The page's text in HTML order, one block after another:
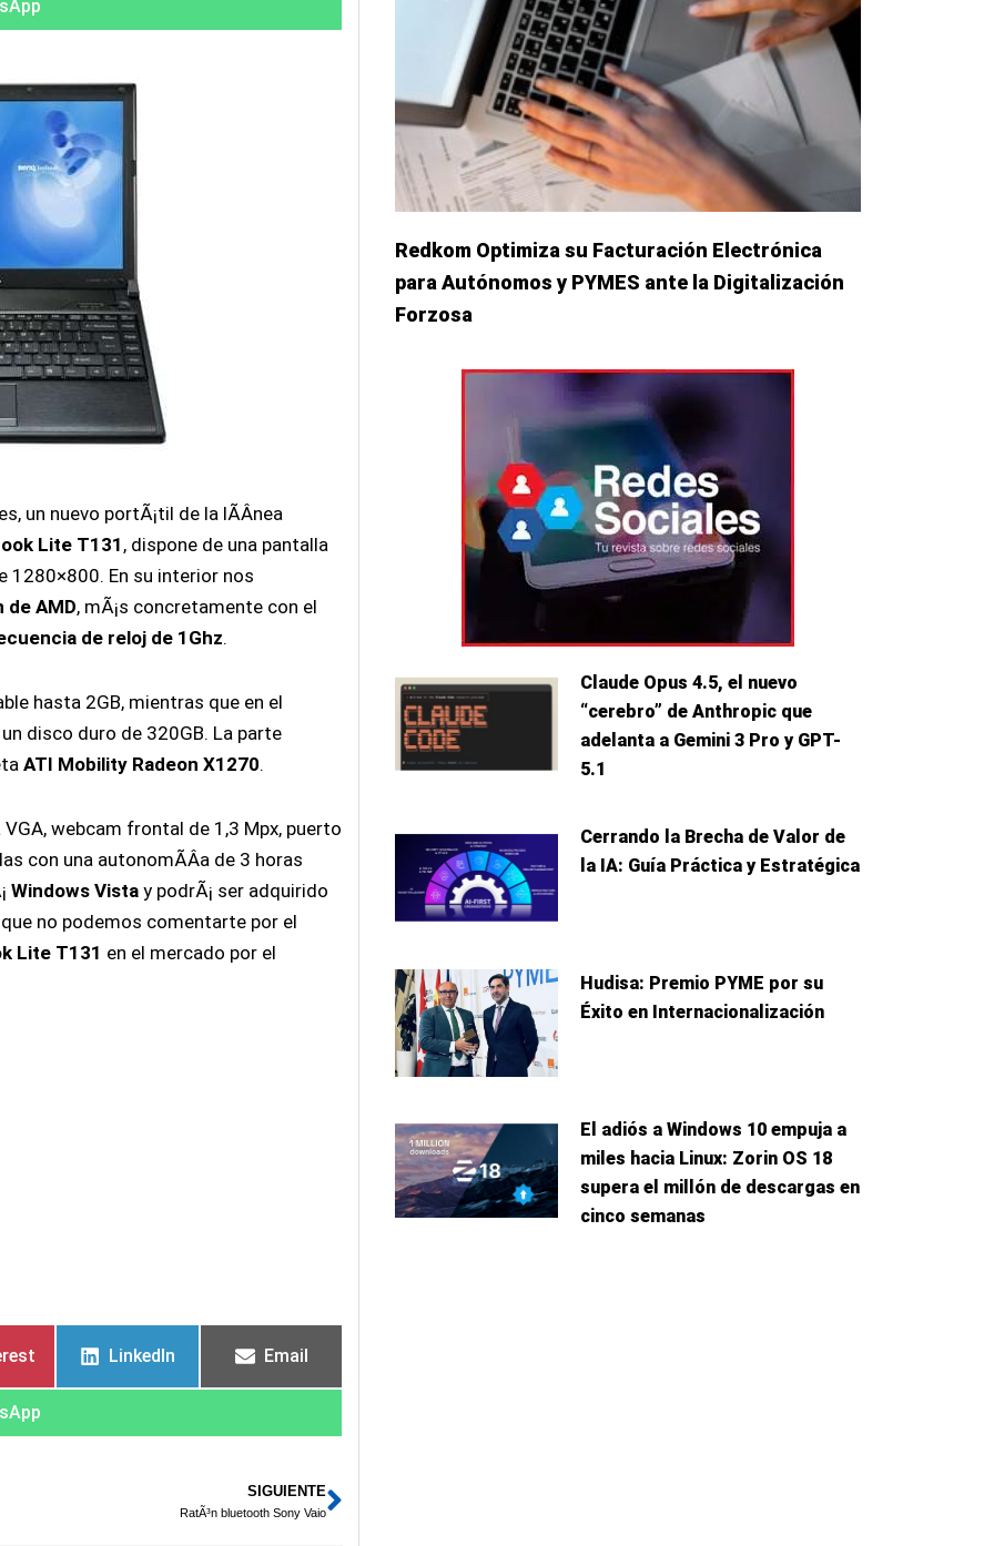
un nuevo portÃ¡til de la lÃ­Â­nea
Lite T131 , dispone de una pantalla
1280×800. En su interior nos
de AMD, mÃ¡s concretamente con el
de reloj de 1Ghz.
hasta 2GB, mientras que en el
disco duro de 320GB. La parte
ATI Mobility Radeon X1270.
webcam frontal de 1,3 Mpx, puerto
con una autonomÃ­Â­a de 3 horas
Windows Vistay podrÃ¡ ser adquirido
no podemos comentarte por el
Lite T131 en el mercado por el
LinkedIn Email
SIGUIENTE
RatÃ³n bluetooth Sony VaioSiguiente
Redkom Optimiza su Facturación Electrónica
para Autónomos y PYMES ante la Digitalización
Forzosa
Claude Opus 4.5, el nuevo
“cerebro” de Anthropic que
adelanta a Gemini 3 Pro y GPT-
5.1
Cerrando la Brecha de Valor de
la IA: Guía Práctica y Estratégica
Hudisa: Premio PYME por su
Éxito en Internacionalización
El adiós a Windows 10 empuja a
miles hacia Linux: Zorin OS 18
supera el millón de descargas en
cinco semanas